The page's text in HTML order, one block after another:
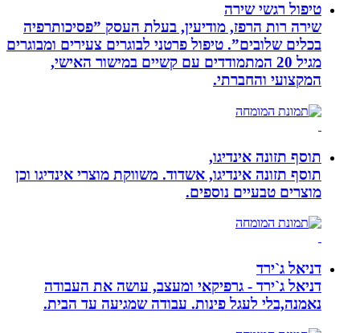
טיפול רגשי שירה
שירה רות הרפז, מודיעין, בעלת העסק ”פסיכותרפיה
בכלים שלובים”. טיפול פרטני לבוגרים צעירים ומבוגרים
מגיל 20 המתמודדים עם קשיים במישור האישי,
המקצועי והחברתי.
תוסף תזונה אינדיגו,
תוסף תזונה אינדיגו, אשדוד. משווקת מוצרי אינדיגו וכן
מוצרים טבעיים נוספים.
דניאל ג`ירד
דניאל ג`ירד - גרפיקאי ומעצב, עושה את העבודה
נאמנה,בלי לעגל פינות. עבודה שמגיעה עד הבית.